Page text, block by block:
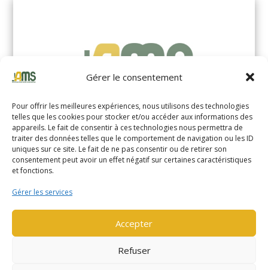
Gérer le consentement
Pour offrir les meilleures expériences, nous utilisons des technologies
telles que les cookies pour stocker et/ou accéder aux informations des
appareils. Le fait de consentir à ces technologies nous permettra de
traiter des données telles que le comportement de navigation ou les ID
uniques sur ce site. Le fait de ne pas consentir ou de retirer son
consentement peut avoir un effet négatif sur certaines caractéristiques
et fonctions.
Gérer les services
Accepter
Refuser
YALE MS14XIL (2510)